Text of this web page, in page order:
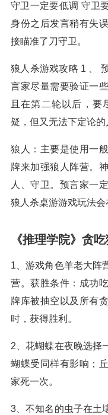
守卫一定要低调 守卫
身份之后发言稍有失
接瞄准了刀守卫。
狼人杀游戏攻略 1 、
言家尽量需要验证一
且在第二轮以后，要
疑，但又无法下定论的
狼人：主要是使用一
牌来加强狼人阵营。
人、守卫。预言家一
狼人杀桌游游戏玩法会
《推理学院》贪
1、游戏角色羊老大阵
营。获胜条件：成功
牌库被抽空以及所有
时，获得胜利。
2、花蝴蝶在夜晚选择
蝴蝶受同样有影响；
家死一次。
3、不知名的虫子在土